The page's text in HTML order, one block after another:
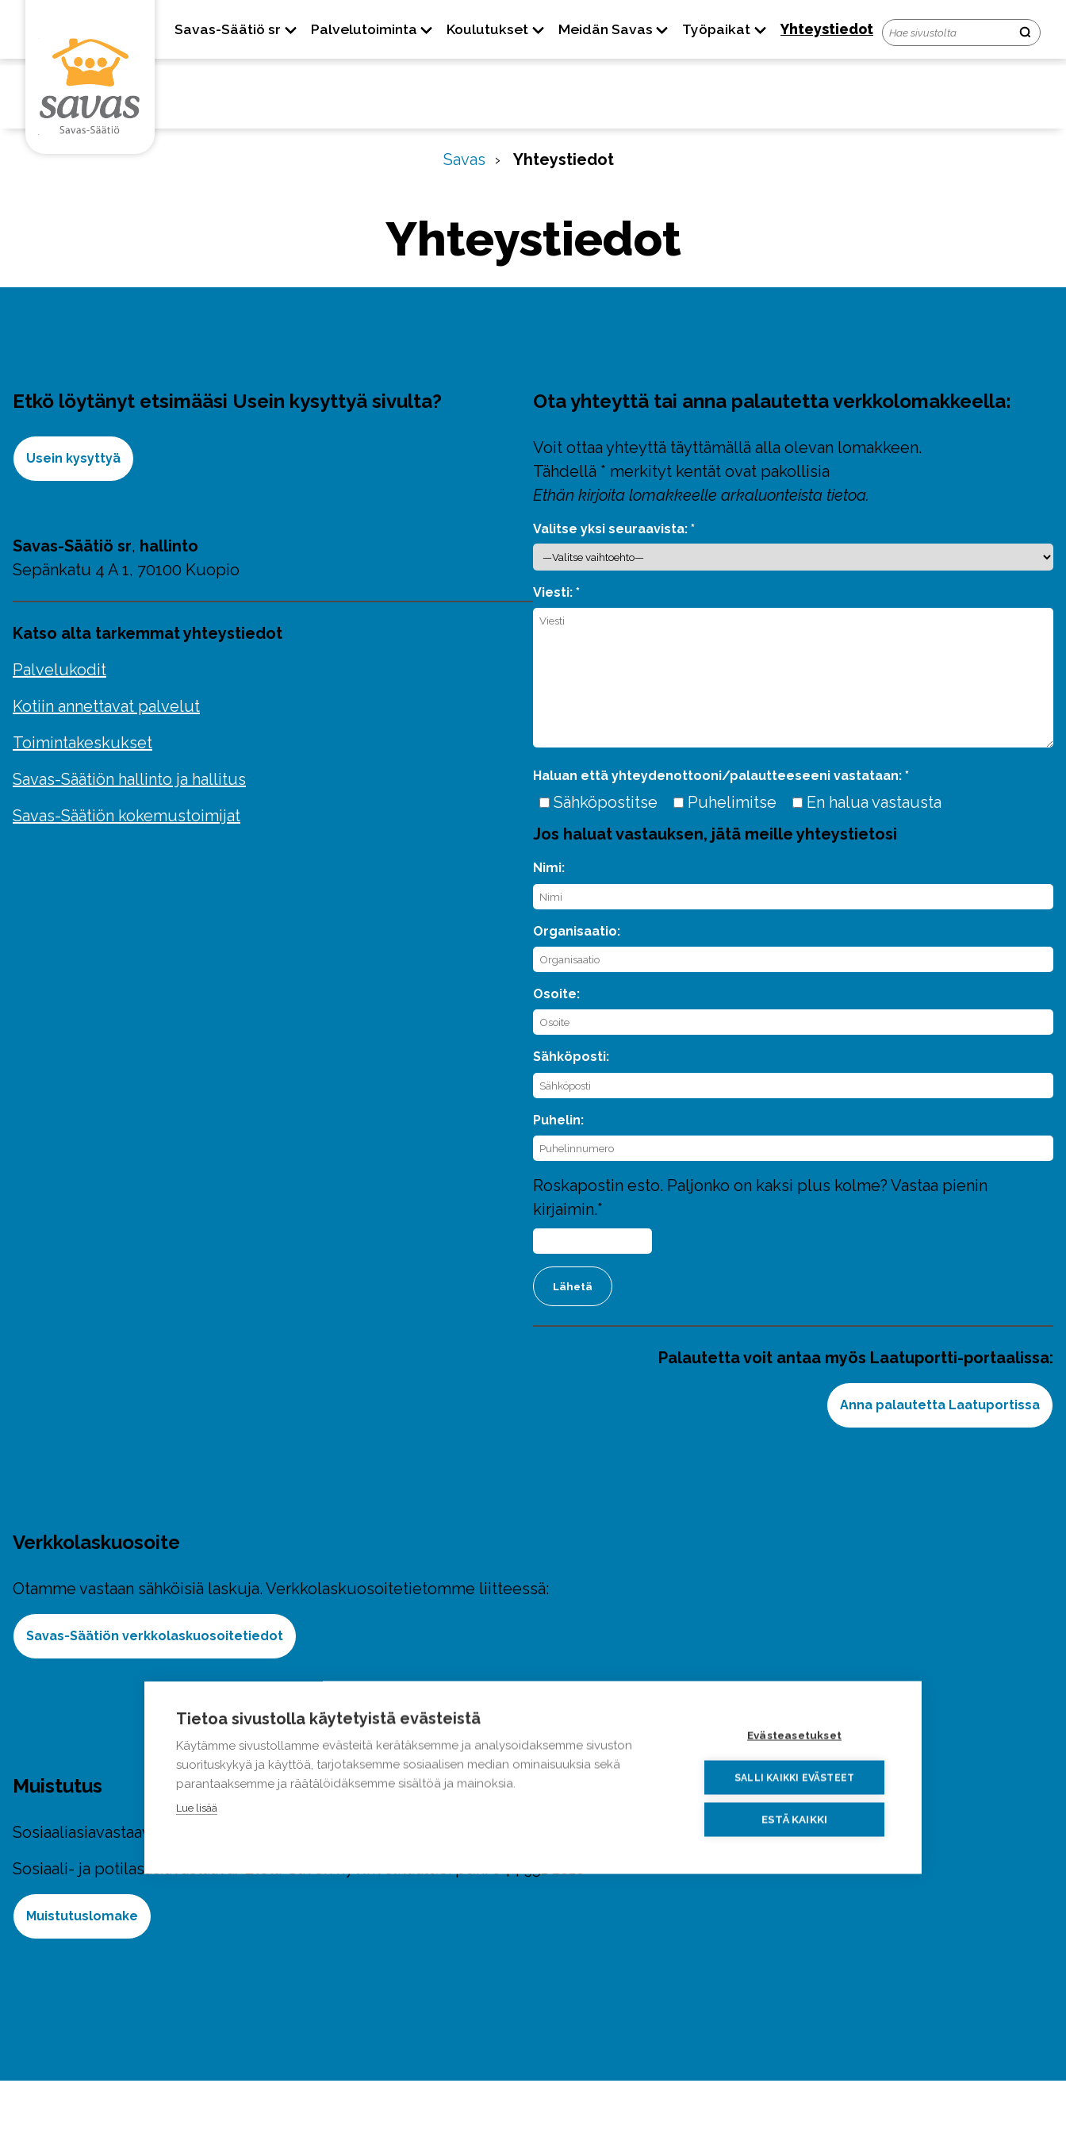
- + Kontrastitila Usein kysyttyä Ota yhteyttä
Savas-Säätiö sr Palvelutoiminta Koulutukset Meidän Savas Työpaikat Yhteystiedot
Savas Yhteystiedot
Yhteystiedot
Etkö löytänyt etsimääsi Usein kysyttyä sivulta?
Usein kysyttyä
Savas-Säätiö sr, hallinto
Sepänkatu 4 A 1, 70100 Kuopio
Katso alta tarkemmat yhteystiedot
Palvelukodit
Kotiin annettavat palvelut
Toimintakeskukset
Savas-Säätiön hallinto ja hallitus
Savas-Säätiön kokemustoimijat
Ota yhteyttä tai anna palautetta verkkolomakkeella:
Voit ottaa yhteyttä täyttämällä alla olevan lomakkeen.
Tähdellä * merkityt kentät ovat pakollisia
Ethän kirjoita lomakkeelle arkaluonteista tietoa.
Valitse yksi seuraavista: *
Viesti: *
Haluan että yhteydenottooni/palautteeseeni vastataan: *
Sähköpostitse Puhelimitse
En halua vastausta
Jos haluat vastauksen, jätä meille yhteystietosi
Nimi:
Organisaatio:
Osoite:
Sähköposti:
Puhelin:
Roskapostin esto. Paljonko on kaksi plus kolme? Vastaa pienin
kirjaimin.*
Palautetta voit antaa myös Laatuportti-portaalissa:
Anna palautetta Laatuportissa
Verkkolaskuosoite
Otamme vastaan sähköisiä laskuja. Verkkolaskuosoitetietomme liitteessä:
Savas-Säätiön verkkolaskuosoitetiedot
Muistutus
Sosiaaliasiavastaava/Pohjois-Savon hyvinvointialue: puh. 044 461 0999
Sosiaali- ja potilasasiavastaava/Etelä-Savon hyvinvointialue: puh. 044 351 2818
Muistutuslomake
Tietoa sivustolla käytetyistä evästeistä
Käytämme sivustollamme evästeitä kerätäksemme ja analysoidaksemme sivuston
suorituskykyä ja käyttöä, tarjotaksemme sosiaalisen median ominaisuuksia sekä
parantaaksemme ja räätälöidäksemme sisältöä ja mainoksia.
Lue lisää
Evästeasetukset
SALLI KAIKKI EVÄSTEET
ESTÄ KAIKKI